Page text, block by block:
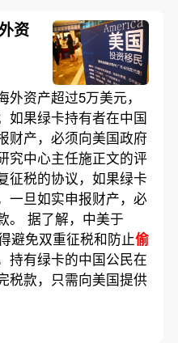
资
资产超过5万美元，
如果绿卡持有者在中国
财产，必须向美国政府
中心主任施正文的评
征税的协议，如果绿卡
一旦如实申报财产，必
。 据了解，中美于
避免双重征税和防止偷
持有绿卡的中国公民在
税款，只需向美国提供